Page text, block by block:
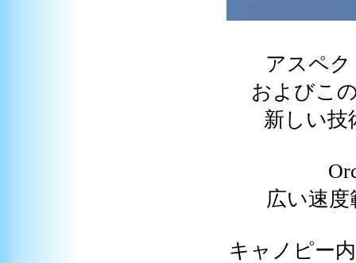
アスペ
およびこ
新しい技
広い速
キャノピー